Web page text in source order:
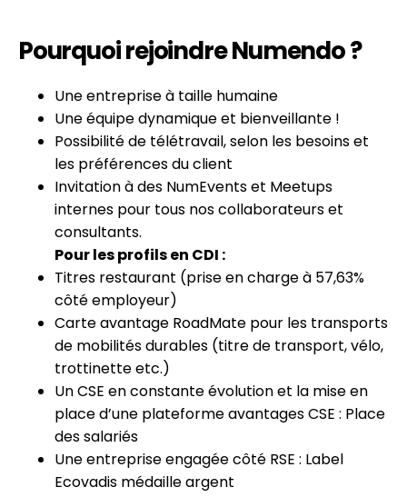
Pourquoi rejoindre Numendo ?
Une entreprise à taille humaine
Une équipe dynamique et bienveillante !
Possibilité de télétravail, selon les besoins et
les préférences du client
Invitation à des NumEvents et Meetups
internes pour tous nos collaborateurs et
consultants.
Pour les profils en CDI :
Titres restaurant (prise en charge à 57,63%
côté employeur)
Carte avantage RoadMate pour les transports
de mobilités durables (titre de transport, vélo,
trottinette etc.)
Un CSE en constante évolution et la mise en
place d’une plateforme avantages CSE : Place
des salariés
Une entreprise engagée côté RSE : Label
Ecovadis médaille argent